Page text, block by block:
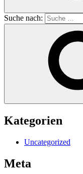
Suche nach:
Kategorien
Uncategorized
Meta